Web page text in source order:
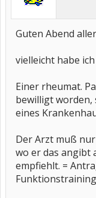
Guten Abend
vielleicht habe
Einer rheumat.
bewilligt worden,
eines
Der Arzt muß
wo er das angibt
empfiehlt. =
Funktionstraining